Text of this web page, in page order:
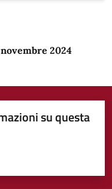
2024
su questa